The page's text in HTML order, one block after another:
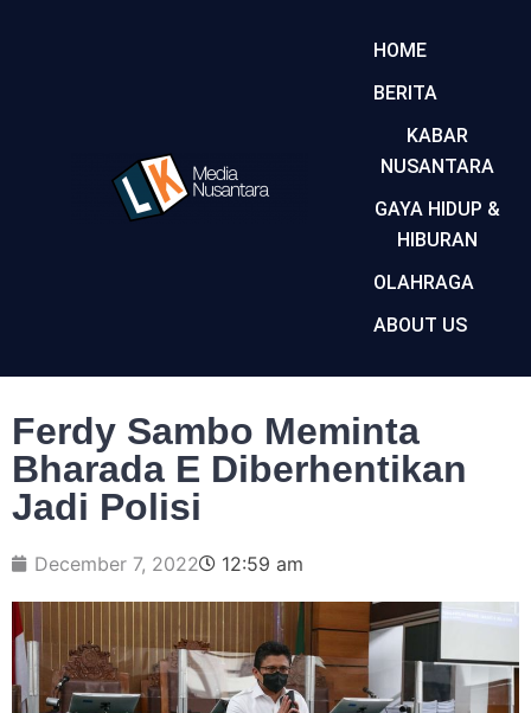
HOME
BERITA
KABAR
NUSANTARA
GAYA HIDUP &
HIBURAN
OLAHRAGA
ABOUT US
Ferdy Sambo Meminta
Bharada E Diberhentikan
Jadi Polisi
December 7, 2022 12:59 am